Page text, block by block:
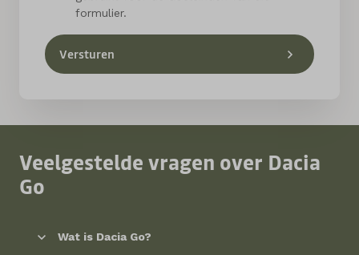
formulier.
Versturen
Veelgestelde vragen over Dacia
Go
Wat is Dacia Go?